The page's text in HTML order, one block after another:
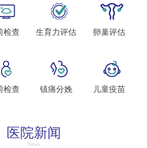
检查 生育力评估 卵巢评估
检查 镇痛分娩 儿童疫苗
医院新闻
News